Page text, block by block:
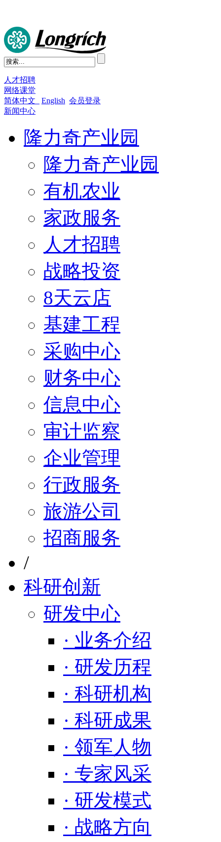
人才招聘
网络课堂
简体中文
English 会员登录
新闻中心
隆力奇产业园
隆力奇产业园
有机农业
家政服务
人才招聘
战略投资
8天云店
基建工程
采购中心
财务中心
信息中心
审计监察
企业管理
行政服务
旅游公司
招商服务
/
科研创新
研发中心
· 业务介绍
· 研发历程
· 科研机构
· 科研成果
· 领军人物
· 专家风采
· 研发模式
· 战略方向